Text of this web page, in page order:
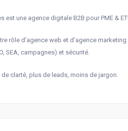
est une agence digitale B2B pour PME & ETI.
rôle d’agence web et d’agence
SEA, campagnes) et sécurité.
de clarté, plus de leads, moins de jargon.